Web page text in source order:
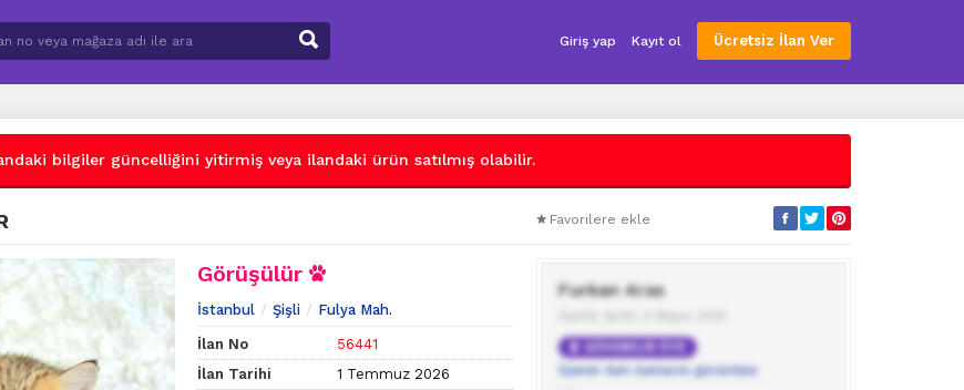
Giriş yap Kayıt ol Ücretsiz İlan Ver
bilgiler güncelliğini yitirmiş veya ilandaki ürün satılmış olabilir.
Favorilere ekle
Görüşülür
İstanbul Şişli Fulya Mah.
İlan No
56441
İlan Tarihi
1 Temmuz 2026
Furkan Aras
GÜVENİLİR ÜYE
Üyenin tüm ilanlarını görüntüle